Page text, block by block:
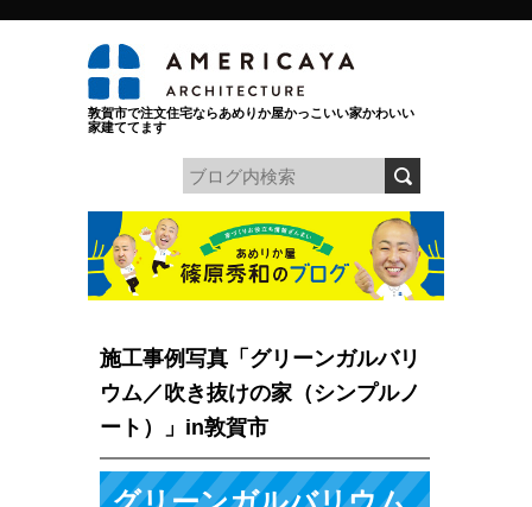
敦賀市で注文住宅ならあめりか屋かっこいい家かわいい
家建ててます
施工事例写真「グリーンガルバリ
ウム／吹き抜けの家（シンプルノ
ート）」in敦賀市